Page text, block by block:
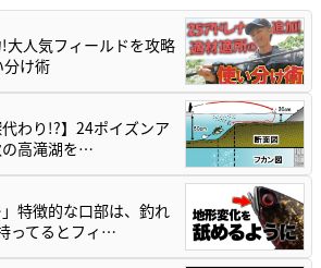
人気フィールドを攻略
分け術
代わり!?】24ポイズンア
の高滝湖を…
特徴的な口部は、釣れ
ってるとフィ…